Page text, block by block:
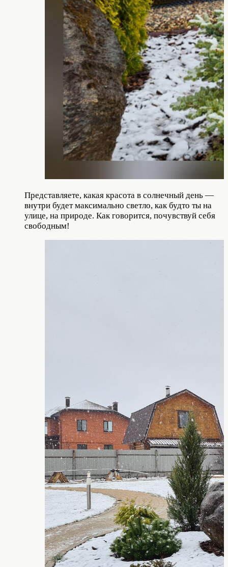
Представляете, какая красота в солнечный день —
внутри будет максимально светло, как будто ты на
улице, на природе. Как говорится, почувствуй себя
свободным!